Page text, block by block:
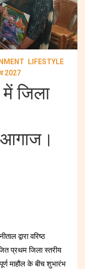
LIFESTYLE
2027
जिला
आगाज।
द्वारा वरिष्ठ
प्रथम जिला स्तरीय
माहौल के बीच शुभारंभ